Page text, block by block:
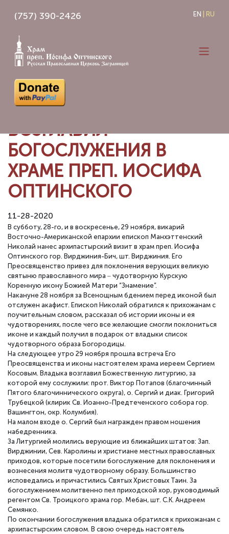
(757) 390-2426 EN RU
ЕПИСКОП НИКОЛАЙ
ВОЗГЛАВИЛ
БОГОСЛУЖЕНИЯ В
ХРАМЕ ПРЕП. ИОСИФА
ОПТИНСКОГО
11-28-2020
В субботу, 28-го, и в воскресенье, 29 ноября, викарий
Восточно-Американской епархии епископ Манхэттенский
Николай нанес архипастырский визит в храм преп. Иосифа
Оптинского гор. Вирджиния-Бич, шт. Вирджиния. Его
Преосвященство привез для поклонения верующих великую
святыню православного мира ‒ чудотворную Курскую
Коренную икону Божией Матери “Знамение”.
Накануне 28 ноября за Всенощным бдением перед иконой был
отслужен акафист. Епископ Николай обратился к прихожанам с
поучительным словом, рассказал об истории иконы и ея
чудотворениях, после чего все желающие смогли поклониться
иконе и каждый получил в подарок от владыки список
чудотворного образа Богородицы.
На следующее утро 29 ноября прошла встреча Его
Преосвященства и иконы настоятелем храма иереем Сергием
Косовым. Владыка возглавил Божественную литургию, за
которой ему сослужили: прот. Виктор Потапов (благочинный
Пятого благочиннического округа), о. Сергий и диак. Григорий
Трубецкой (клирик Св. Иоанно-Предтеченского собора гор.
Вашингтон, окр. Колумбия).
На малом входе о. Сергий был награжден правом ношения
набедренника.
За Литургией молились верующие из ближайших штатов: Зап.
Вирджинии, Сев. Каролины и христиане местных православных
приходов, которые посетили богослужение для поклонения и
вознесения молитв чудотворному образу. Большинство
исповедались и причастились Святых Христовых Таин. За
богослужением молитвенно пел приходской хор, руководимый
регентом Св. Троицкого храма гор. Мебан, шт. С.К. Андреем
Семянко.
По окончании богослужения владыка обратился к прихожанам с
архипастырским словом. В свою очередь настоятель